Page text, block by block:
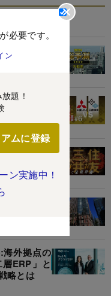
必要です。
ン
題！
ムに登録
ン実施中！
不動産と
実味
住友の人
ループが弱
体
企業を襲
を解明!
外拠点の
ERP」と
略とは